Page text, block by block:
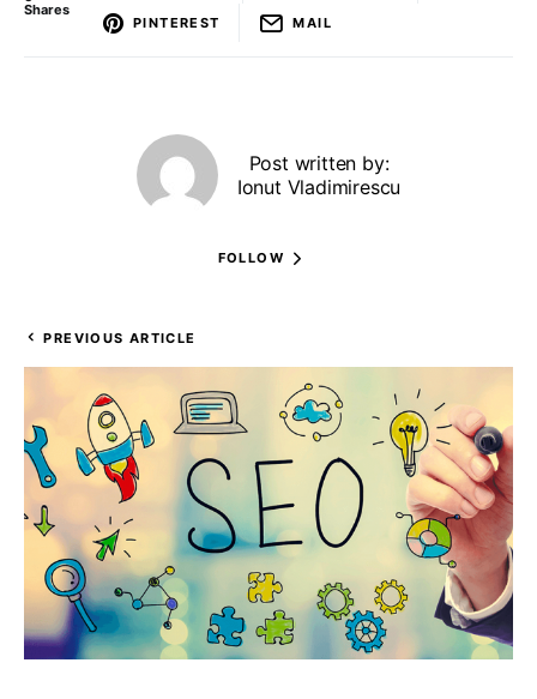
Shares
PINTEREST MAIL
Post written by:
Ionut Vladimirescu
FOLLOW
PREVIOUS ARTICLE